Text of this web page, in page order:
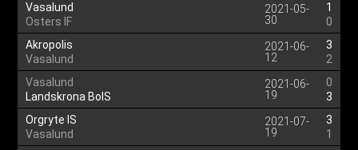
Vasalund
Osters IF
2021-05-
30
1
0
Akropolis
Vasalund
2021-06-
12
3
2
Vasalund
Landskrona BoIS
2021-06-
19
0
3
Orgryte IS
Vasalund
2021-07-
19
3
1